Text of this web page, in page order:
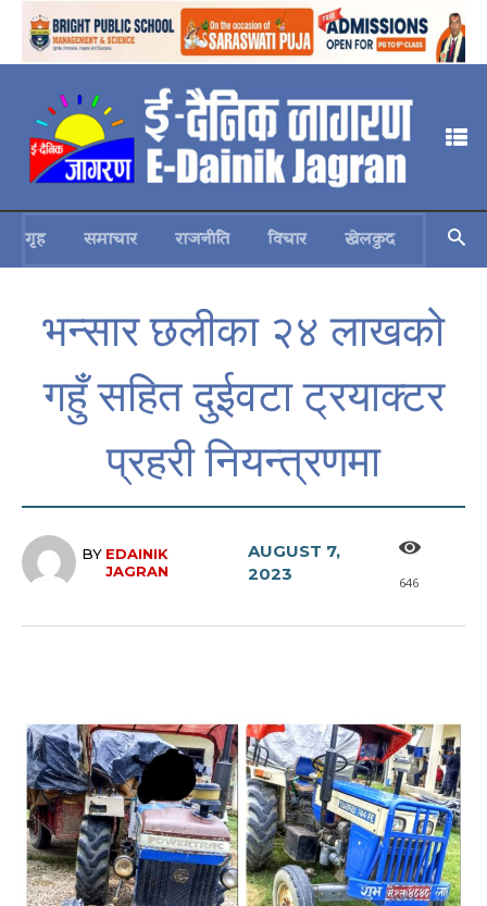
गृह समाचार राजनीति विचार खेलकुद स्वास्थ्य
भन्सार छलीका २४ लाखको
गहुँ सहित दुईवटा ट्रयाक्टर
प्रहरी नियन्त्रणमा
BY EDAINIK
JAGRAN
AUGUST 7,
2023
646